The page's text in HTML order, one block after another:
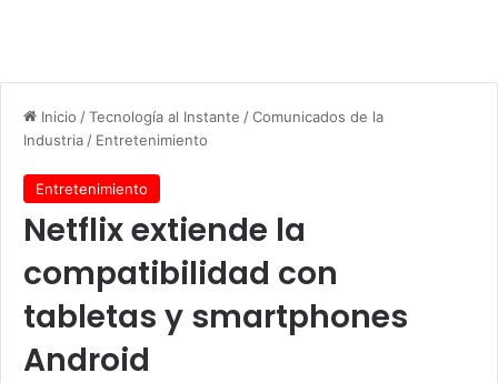
Inicio /Tecnología al Instante /Comunicados de la
Industria / Entretenimiento
Entretenimiento
Netflix extiende la
compatibilidad con
tabletas y smartphones
Android